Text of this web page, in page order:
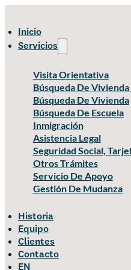
Inicio
Servicios
Visita Orientativa
Búsqueda De
Búsqueda De Vivienda
Búsqueda De Escuela
Inmigración
Asistencia Legal
Seguridad Social,
Otros Trámites
Servicio De Apoyo
Gestión De Mudanza
Historia
Equipo
Clientes
Contacto
EN